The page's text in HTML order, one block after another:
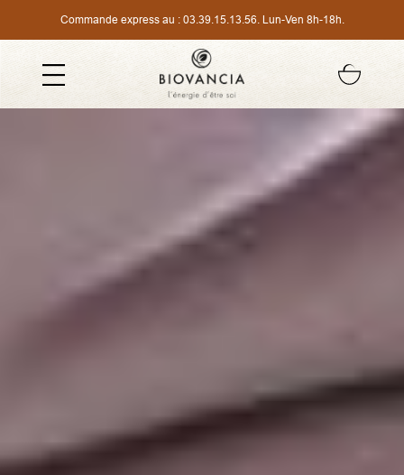
Commande express au : 03.39.15.13.56. Lun-Ven 8h-18h.